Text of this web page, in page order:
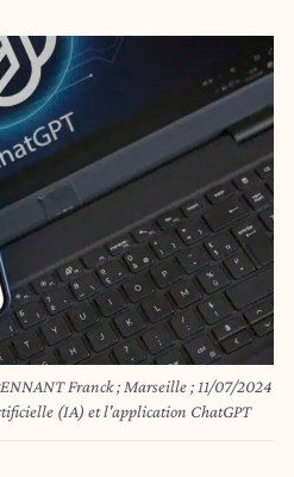
Franck ; Marseille ; 11/07/2024
(IA) et l'application ChatGPT